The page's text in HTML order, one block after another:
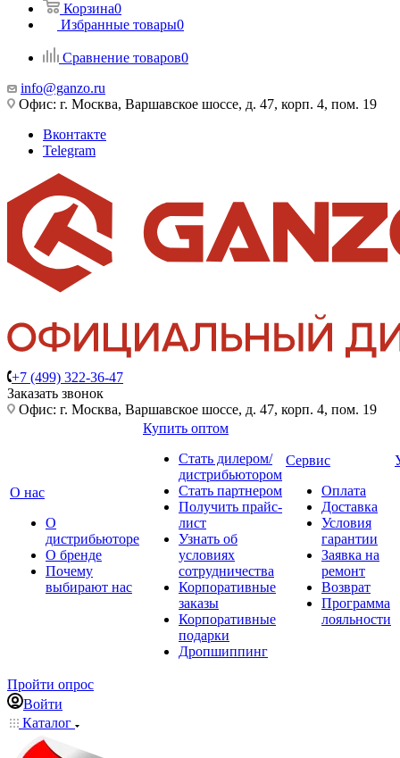
Корзина0
Избранные товары0
Сравнение товаров0
info@ganzo.ru
Офис: г. Москва, Варшавское шоссе, д. 47, корп. 4, пом. 19
Вконтакте
Telegram
+7 (499) 322-36-47
Заказать звонок
Офис: г. Москва, Варшавское шоссе, д. 47, корп. 4, пом. 19
О нас
О
дистрибьюторе
О бренде
Почему
выбирают нас
Купить оптом
Стать дилером/
дистрибьютором
Стать партнером
Получить прайс-
лист
Узнать об
условиях
сотрудничества
Корпоративные
заказы
Корпоративные
подарки
Дропшиппинг
Сервис
Оплата
Доставка
Условия
гарантии
Заявка на
ремонт
Возврат
Программа
лояльности
Пройти опрос
Войти
Каталог